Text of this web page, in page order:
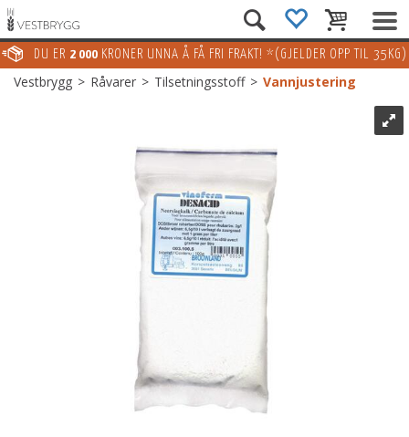
DU ER 2 000 KRONER UNNA Å FÅ FRI FRAKT! *(GJELDER OPP TIL 35KG)
Vestbrygg>Råvarer>Tilsetningsstoff>Vannjustering